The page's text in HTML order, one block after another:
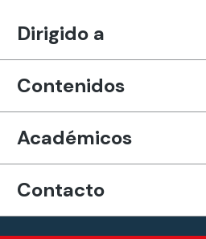
Dirigido a
Contenidos
Académicos
Contacto